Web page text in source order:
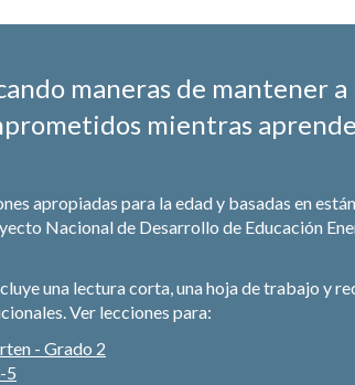
maneras de mantener a
mientras
apropiadas para la edad y basadas en
Nacional de Desarrollo de Educación
una lectura corta, una hoja de trabajo y
Ver lecciones para:
- Grado 2
5